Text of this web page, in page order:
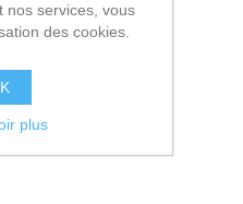
nos services, vous
des cookies.
plus